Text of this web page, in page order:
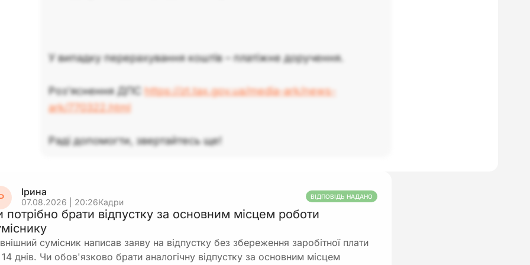
У випадку перерахування коштів – платіжне доручення.
Роз’яснення ДПС https://zt.tax.gov.ua/media-ark/news-
ark/770322.html
Раді допомогти, звертайтесь ще!
Ірина
07.08.2026 | 20:26Кадри
ВІДПОВІДЬ НАДАНО
потрібно брати відпустку за основним місцем роботи
сумісник написав заяву на відпустку без збереження заробітної плати
днів. Чи обов'язково брати аналогічну відпустку за основним місцем